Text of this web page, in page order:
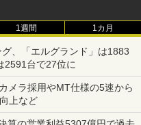
1週間 1カ月
、「エルグランド」は1883
2591台で27位に
メラ採用やMT仕様の5速から
上など